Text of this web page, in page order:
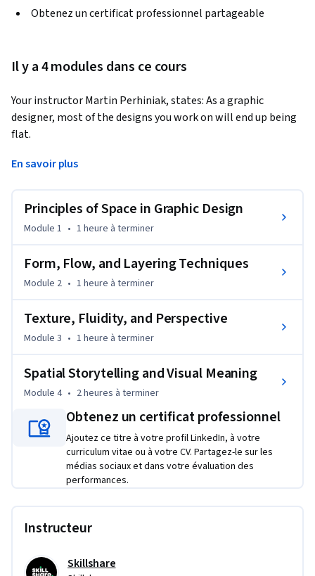
Obtenez un certificat professionnel partageable
Il y a 4 modules dans ce cours
Your instructor Martin Perhiniak, states: As a graphic
designer, most of the designs you work on will end up being
flat.
Not in the sense that they won’t look good, but in the literal
sense: they will be printed on sheets of paper, fabric, or
devices.So you might be wondering how we can even talk
about space without three dimensions, but we can!
Besides the width and height of your artwork, to create
compelling designs you will need to also imply depth. In this
We will also analyze hundreds of amazing designs from all
understand all the terms and rules that are covered in the
course.
What will you learn from this course:
We will cover crucial design principles and techniques
* Negative Space
* Shape and Form
En savoir plus
Principles of Space in Graphic Design
Module 1 • 1 heure à terminer
Form, Flow, and Layering Techniques
Module 2 • 1 heure à terminer
Texture, Fluidity, and Perspective
Module 3 • 1 heure à terminer
Spatial Storytelling and Visual Meaning
Module 4 • 2 heures à terminer
Obtenez un certificat professionnel
Ajoutez ce titre à votre profil LinkedIn, à votre
curriculum vitae ou à votre CV. Partagez-le sur les
médias sociaux et dans votre évaluation des
performances.
Instructeur
Skillshare